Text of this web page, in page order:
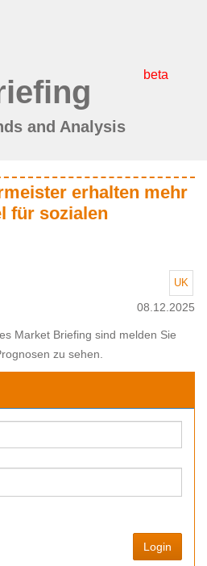
beta
and Analysis
erhalten mehr
für sozialen
UK
08.12.2025
Market Briefing sind melden Sie
zu sehen.
Login